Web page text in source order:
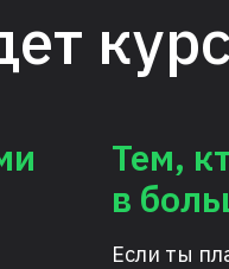
Тем,
в
Если ты